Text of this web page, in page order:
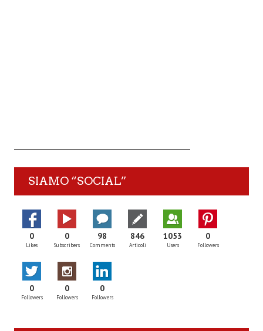
SIAMO “SOCIAL”
0
Likes
0
Subscribers
98
Comments
846
Articoli
1053
Users
0
Followers
0
Followers
0
Followers
0
Followers